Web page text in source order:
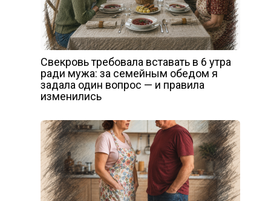
Свекровь требовала вставать в 6 утра
ради мужа: за семейным обедом я
задала один вопрос — и правила
изменились